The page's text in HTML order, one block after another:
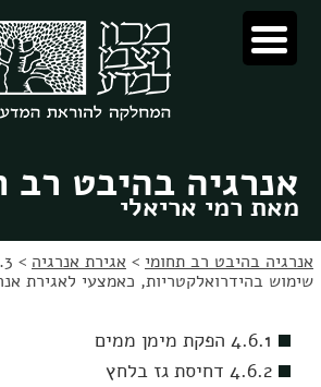
לתוכן
לניווט
אנרגיה בהיבט רב
מאת רמי אריאלי
אנרגיה בהיבט רב תחומי > אגירת אנרגיה >
שימוש בהידרואלקטריות, כאמצעי לאגירת
4.6.1 הפקת מימן ממים
4.6.2 דחיסת גז בלחץ